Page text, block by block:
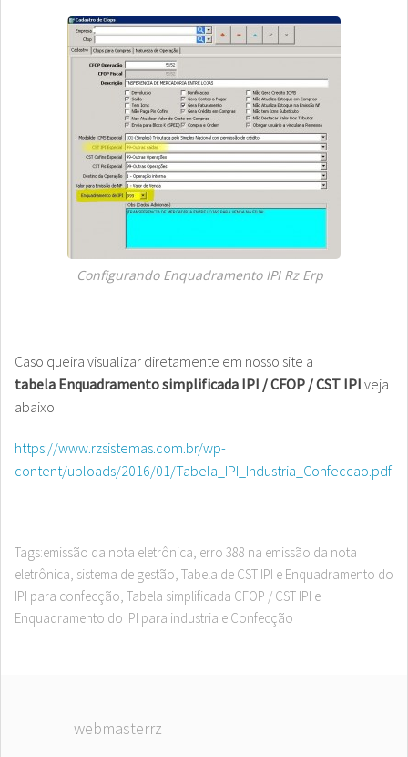
Configurando Enquadramento IPI Rz Erp
Caso queira visualizar diretamente em nosso site a
tabela Enquadramento simplificada IPI / CFOP / CST IPI veja
abaixo
https://www.rzsistemas.com.br/wp-
content/uploads/2016/01/Tabela_IPI_Industria_Confeccao.pdf
Tags:emissão da nota eletrônica, erro 388 na emissão da nota
eletrônica, sistema de gestão, Tabela de CST IPI e Enquadramento do
IPI para confecção, Tabela simplificada CFOP / CST IPI e
Enquadramento do IPI para industria e Confecção
webmasterrz